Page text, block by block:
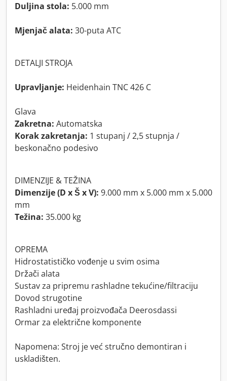
Duljina stola: 5.000 mm
Mjenjač alata: 30-puta ATC
DETALJI STROJA
Upravljanje: Heidenhain TNC 426 C
Glava
Zakretna: Automatska
Korak zakretanja: 1 stupanj / 2,5 stupnja /
beskonačno podesivo
DIMENZIJE & TEŽINA
Dimenzije (D x Š x V): 9.000 mm x 5.000 mm x 5.000
mm
Težina: 35.000 kg
OPREMA
Hidrostatističko vođenje u svim osima
Držači alata
Sustav za pripremu rashladne tekućine/filtraciju
Dovod strugotine
Rashladni uređaj proizvođača Deerosdassi
Ormar za električne komponente
Napomena: Stroj je već stručno demontiran i
uskladišten.